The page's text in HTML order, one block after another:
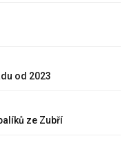
od 2023
ze Zubří